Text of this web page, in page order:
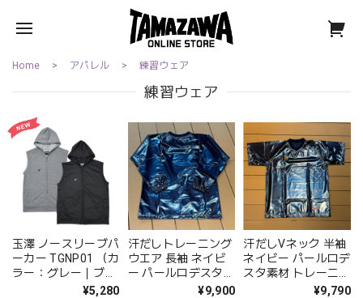
Home アパレル 練習ウェア
練習ウェア
玉澤 ノースリーブパ
ーカー TGNP01 （カ
ラー：グレー｜ブラ
¥5,280
汗だしトレーニング
ウエア 長袖 ネイビ
ー パールロデスタ
¥9,900
汗だしVネック 半袖
ネイビー パールロデ
スタ素材 トレーニン
グウエア｜タマザ
¥9,790